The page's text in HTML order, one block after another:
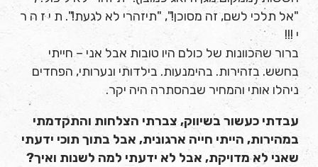
"אל תלכי לשם, זה מסוכן!", "תיזהרי לא לגעת!". ת י ז ה ר
י !!!
ברור שהכוונות של כולם היו טובות אבל אני – חייתי
בחשש. בזהירות. בהימנעות. בילדותי ונערותי, הפחדים
ניהלו אותי והמחיר שבהסתרה היה יקר.
עבדתי כעשור בשיווק, צברתי הצלחות והתקדמתי
במהירות, הייתי חייה ארגונית, אבל בתוך תוכי ידעתי
שאני לא מדויקת, אבל לא ידעתי למה לשנות ואיך?